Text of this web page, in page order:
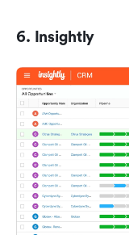
6. Insightly